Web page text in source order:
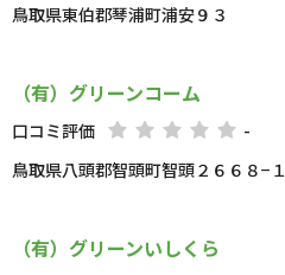
鳥取県東伯郡琴浦町浦安９３
（有）グリーンコーム
口コミ評価
-
鳥取県八頭郡智頭町智頭２６６８−１
（有）グリーンいしくら